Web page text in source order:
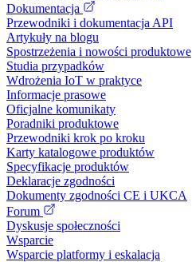
Dokumentacja
Przewodniki i dokumentacja API
Artykuły na blogu
Spostrzeżenia i nowości produktowe
Studia przypadków
Wdrożenia IoT w praktyce
Informacje prasowe
Oficjalne komunikaty
Poradniki produktowe
Przewodniki krok po kroku
Karty katalogowe produktów
Specyfikacje produktów
Deklaracje zgodności
Dokumenty zgodności CE i UKCA
Forum
Dyskusje społeczności
Wsparcie
Wsparcie platformy i eskalacja